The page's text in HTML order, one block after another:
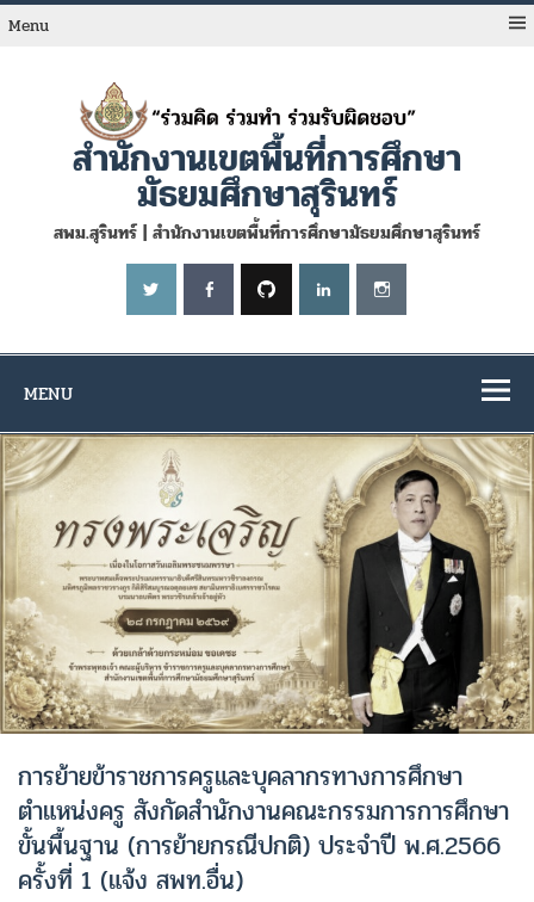
Skip
toMenu
สำนักงานเขตพื้นที่การศึกษา
มัธยมศึกษาสุรินทร์
สพม.สุรินทร์ | สำนักงานเขตพื้นที่การศึกษามัธยมศึกษาสุรินทร์
MENU
การย้ายข้าราชการครูและบุคลากรทางการศึกษา
ตำแหน่งครู สังกัดสำนักงานคณะกรรมการการศึกษา
ขั้นพื้นฐาน (การย้ายกรณีปกติ) ประจำปี พ.ศ.2566
ครั้งที่ 1 (แจ้ง สพท.อื่น)